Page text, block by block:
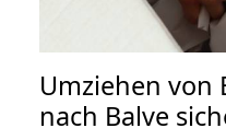
Umziehen von
nach Balve